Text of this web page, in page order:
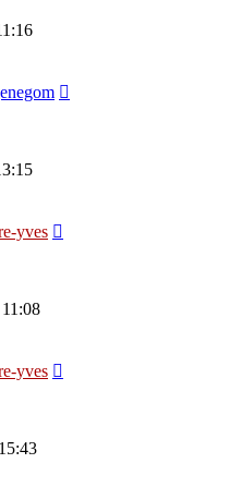
yves
yves